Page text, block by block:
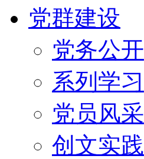
党群建设
党务公开
系列学习
党员风采
创文实践